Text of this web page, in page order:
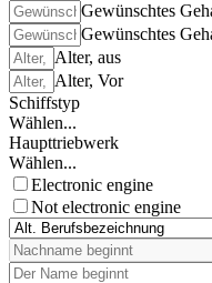
Gewünschtes
Gewünschtes
Alter, aus
Alter, Vor
Schiffstyp
Wählen...
Haupttriebwerk
Wählen...
Electronic engine
Not electronic engine